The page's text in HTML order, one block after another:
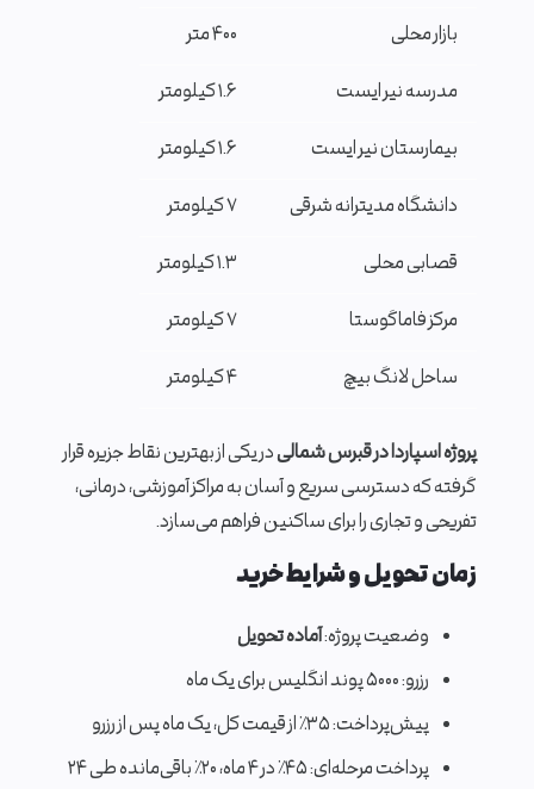
بازار محلی
۴۰۰ متر
مدرسه نیر ایست
۱.۶ کیلومتر
بیمارستان نیر ایست
۱.۶ کیلومتر
دانشگاه مدیترانه شرقی
۷ کیلومتر
قصابی محلی
۱.۳ کیلومتر
مرکز فاماگوستا
۷ کیلومتر
ساحل لانگ بیچ
۴ کیلومتر
پروژه اسپاردا در قبرس شمالیدر یکی از بهترین نقاط جزیره قرار
گرفته که دسترسی سریع و آسان به مراکز آموزشی، درمانی،
تفریحی و تجاری را برای ساکنین فراهم می‌سازد.
زمان تحویل و شرایط خرید
وضعیت پروژه:آماده تحویل
رزرو: ۵۰۰۰ پوند انگلیس برای یک ماه
پیش‌پرداخت: ۳۵٪ از قیمت کل، یک ماه پس از رزرو
پرداخت مرحله‌ای: ۴۵٪ در ۴ ماه، ۲۰٪ باقی‌مانده طی ۲۴